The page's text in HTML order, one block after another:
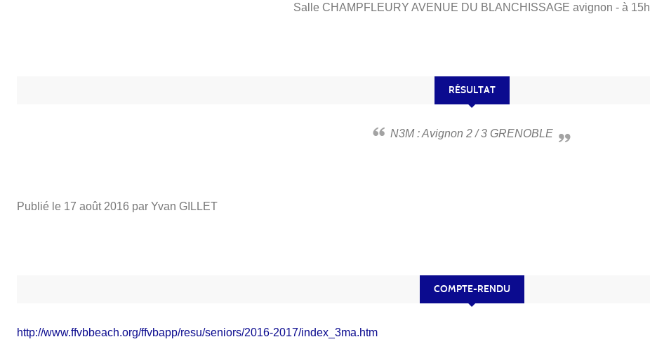
Salle CHAMPFLEURY AVENUE DU BLANCHISSAGE avignon - à 15h
RÉSULTAT
N3M : Avignon 2 / 3 GRENOBLE
Publié le 17 août 2016 par Yvan GILLET
COMPTE-RENDU
http://www.ffvbbeach.org/ffvbapp/resu/seniors/2016-2017/index_3ma.htm